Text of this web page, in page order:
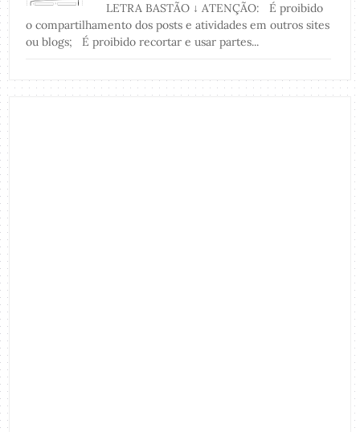
LETRA BASTÃO ↓ ATENÇÃO: É proibido
o compartilhamento dos posts e atividades em outros sites
ou blogs; É proibido recortar e usar partes...